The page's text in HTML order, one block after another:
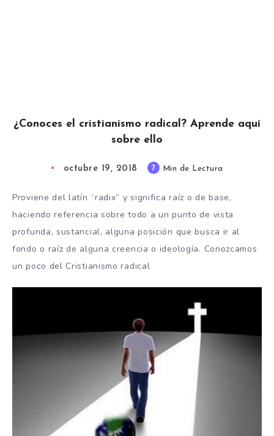
¿Conoces el cristianismo radical? Aprende aquí
sobre ello
octubre 19, 2018 7 Min de Lectura
Proviene del latín “radix” y significa raíz o de base,
haciendo referencia sobre todo a un punto de vista
profunda, sustancial, alguna posición que busca ir al
fondo o raíz de alguna creencia o ideología. Conozcamos
un poco del Cristianismo radical